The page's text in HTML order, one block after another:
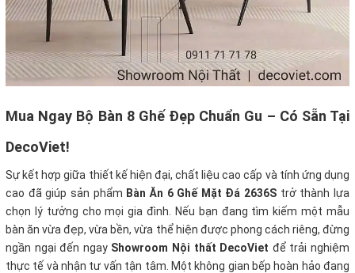
Mua Ngay Bộ Bàn 8 Ghế Đẹp Chuẩn Gu – Có Sẵn Tại
DecoViet!
Sự kết hợp giữa thiết kế hiện đại, chất liệu cao cấp và tính ứng dụng
cao đã giúp sản phẩm Bàn Ăn 6 Ghế Mặt Đá 2636S trở thành lựa
chọn lý tưởng cho mọi gia đình. Nếu bạn đang tìm kiếm một mẫu
bàn ăn vừa đẹp, vừa bền, vừa thể hiện được phong cách riêng, đừng
ngần ngại đến ngay Showroom Nội thất DecoViet để trải nghiệm
thực tế và nhận tư vấn tận tâm. Một không gian bếp hoàn hảo đang